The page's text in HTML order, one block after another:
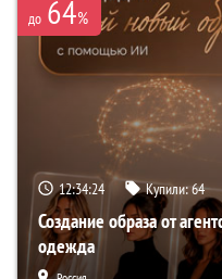
до 64%
12:34:23 Купили:64
Создание образа от
одежда